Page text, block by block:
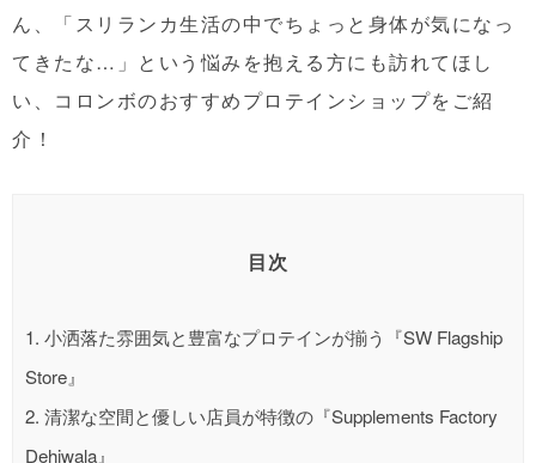
ん、「スリランカ生活の中でちょっと身体が気になっ
てきたな…」という悩みを抱える方にも訪れてほし
い、コロンボのおすすめプロテインショップをご紹
介！
目次
1. 小洒落た雰囲気と豊富なプロテインが揃う『SW Flagship
Store』
2. 清潔な空間と優しい店員が特徴の『Supplements Factory
Dehiwala』